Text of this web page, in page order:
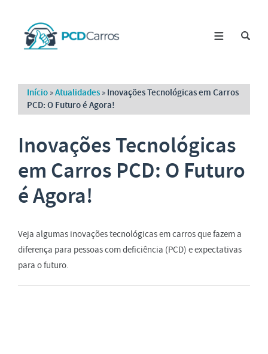
Início »Atualidades » Inovações Tecnológicas em Carros
PCD: O Futuro é Agora!
Inovações Tecnológicas
em Carros PCD: O Futuro
é Agora!
Veja algumas inovações tecnológicas em carros que fazem a
diferença para pessoas com deficiência (PCD) e expectativas
para o futuro.